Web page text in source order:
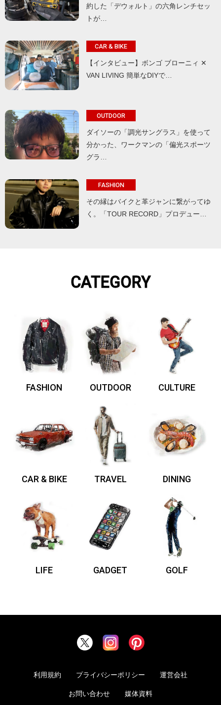
約した「デウォルト」の六角レンチセッ
トが…
CAR & BIKE
【インタビュー】ボンゴ ブローニィ ✕
VAN LIVING 簡単なDIYで…
OUTDOOR
ダイソーの「調光サングラス」を使って
分かった、ワークマンの「偏光スポーツ
グラ…
FASHION
その縁はバイクと革ジャンに繋がってゆ
く。「TOUR RECORD」プロデュー…
CATEGORY
FASHION OUTDOOR CULTURE
CAR & BIKE TRAVEL DINING
LIFE GADGET GOLF
利用規約 プライバシーポリシー 運営会社
お問い合わせ 媒体資料